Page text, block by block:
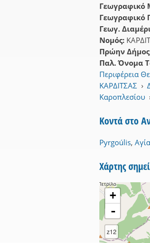
Γεωγραφικό
Γεωγραφικό
Γεωγ.
Νομός:
Πρώην Δήμος
Παλ. Όνομα
Περιφέρεια
ΚΑΡΔΙΤΣΑΣ ›
Καροπλεσίου
Κοντά στο
Pyrgoúlis,
Χάρτης
+
-
z12